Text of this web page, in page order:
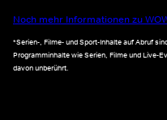
Noch mehr Informationen zu
*Serien-, Filme- und Sport-Inhalte auf Abruf
Programminhalte wie Serien, Filme und Live-
davon unberührt.